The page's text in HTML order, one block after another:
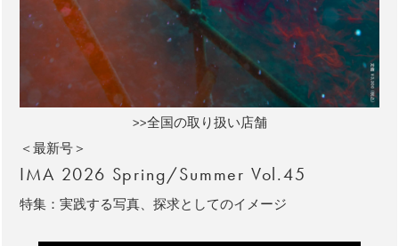
>>全国の取り扱い店舗
＜最新号＞
IMA 2026 Spring/Summer Vol.45
特集：実践する写真、探求としてのイメージ